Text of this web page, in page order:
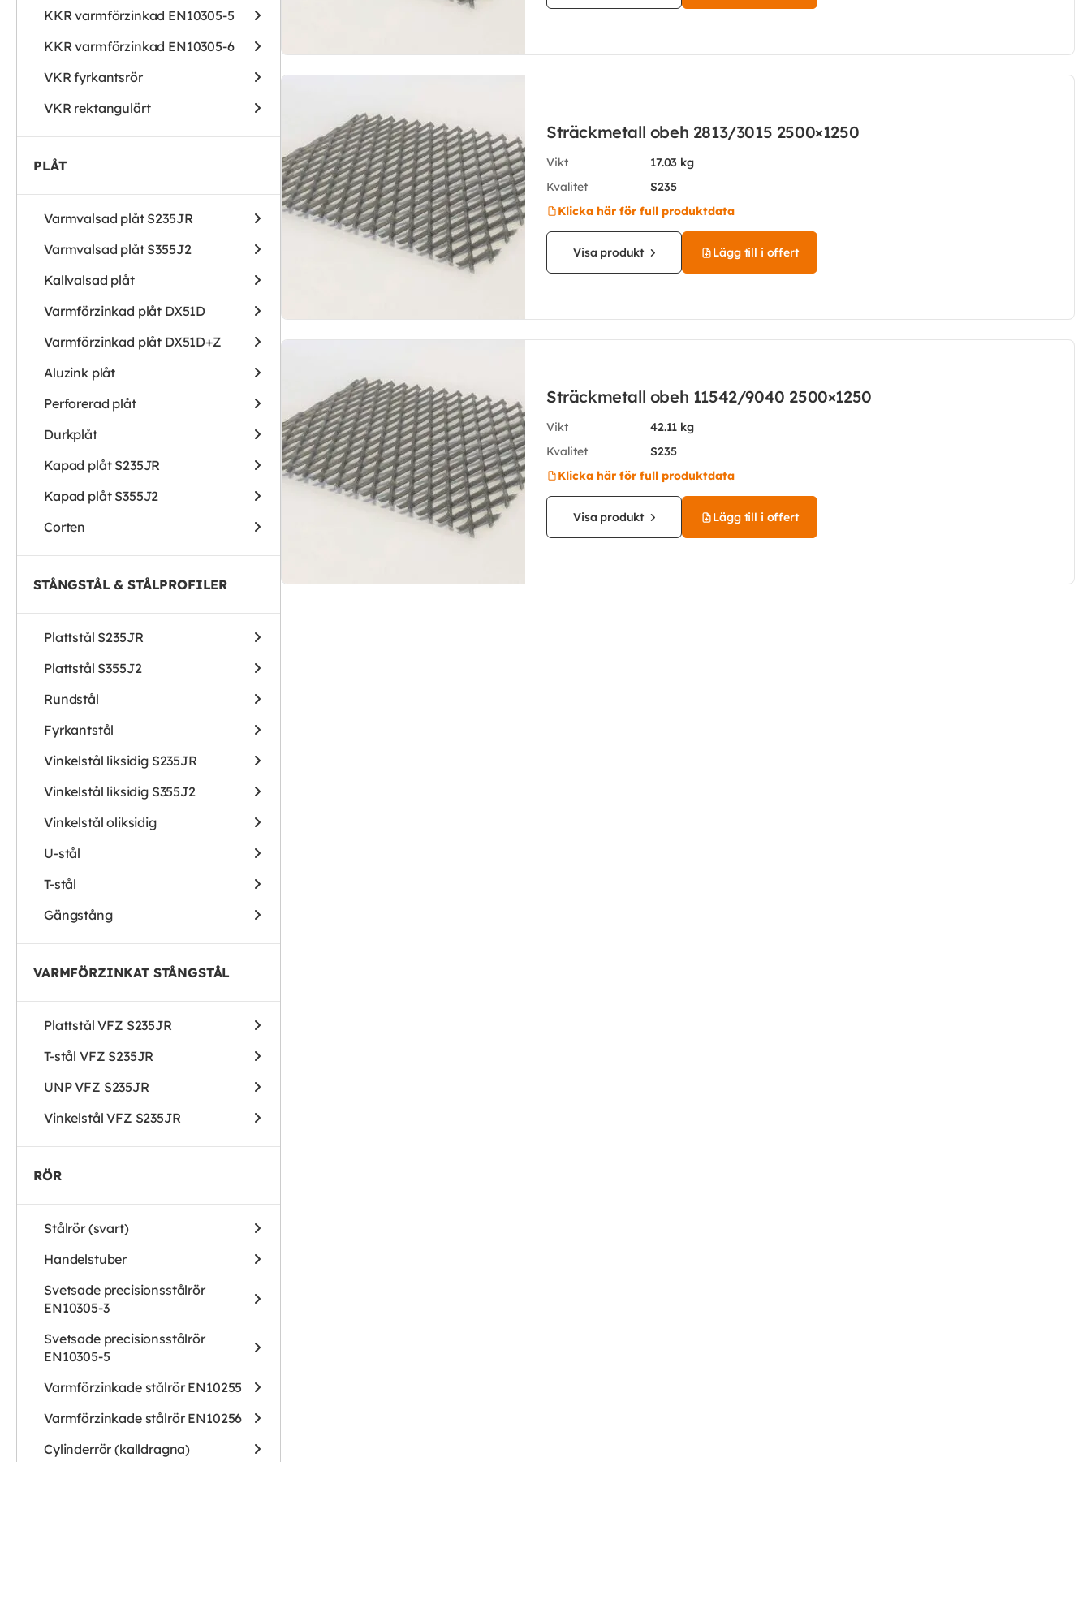
KKR varmförzinkad EN10305-5
KKR varmförzinkad EN10305-6
VKR fyrkantsrör
VKR rektangulärt
PLÅT
Varmvalsad plåt S235JR
Varmvalsad plåt S355J2
Kallvalsad plåt
Varmförzinkad plåt DX51D
Varmförzinkad plåt DX51D+Z
Aluzink plåt
Perforerad plåt
Durkplåt
Kapad plåt S235JR
Kapad plåt S355J2
Corten
STÅNGSTÅL & STÅLPROFILER
Plattstål S235JR
Plattstål S355J2
Rundstål
Fyrkantstål
Vinkelstål liksidig S235JR
Vinkelstål liksidig S355J2
Vinkelstål oliksidig
U-stål
T-stål
Gängstång
VARMFÖRZINKAT STÅNGSTÅL
Plattstål VFZ S235JR
T-stål VFZ S235JR
UNP VFZ S235JR
Vinkelstål VFZ S235JR
RÖR
Stålrör (svart)
Handelstuber
Svetsade precisionsstålrör
EN10305-3
Svetsade precisionsstålrör
EN10305-5
Varmförzinkade stålrör EN10255
Varmförzinkade stålrör EN10256
Cylinderrör (kalldragna)
Sträckmetall obeh 2813/3015 2500×1250
Vikt
17.03 kg
Kvalitet
S235
Klicka här för full produktdata
Visa produkt Lägg till i offert
Sträckmetall obeh 11542/9040 2500×1250
Vikt
42.11 kg
Kvalitet
S235
Klicka här för full produktdata
Visa produkt Lägg till i offert